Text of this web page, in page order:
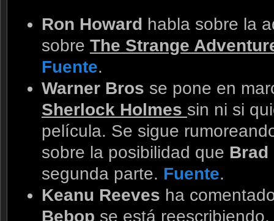
Ron Howard habla sobre la
sobre The Strange
Fuente.
Warner Bros se pone en
Sherlock Holmes sin ni si
película. Se sigue
sobre la posibilidad que
segunda parte. Fuente.
Keanu Reeves ha
Bebop se está